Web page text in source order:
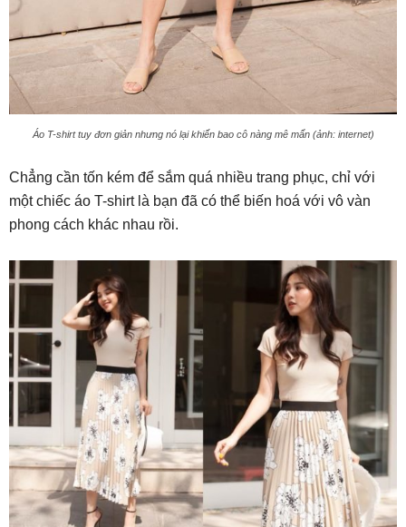
Áo T-shirt tuy đơn giản nhưng nó lại khiến bao cô nàng mê mẩn (ảnh: internet)
Chẳng cần tốn kém để sắm quá nhiều trang phục, chỉ với
một chiếc áo T-shirt là bạn đã có thể biến hoá với vô vàn
phong cách khác nhau rồi.